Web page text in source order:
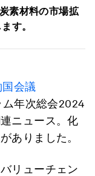
素材料の市場拡
す。
会議
年次総会2024
ニュース。化
ありました。
リューチェン